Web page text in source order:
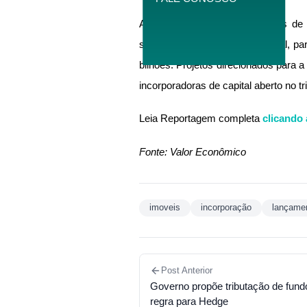
Ainda assim, as incorporadoras
semestre, na comparação anual,
bilhões. Projetos direcionados para
incorporadoras de capital aberto no
Leia Reportagem completaclicando
Fonte: Valor Econômico
imoveis incorporação
Post Anterior
Governo propõe tributação de
regra para Hedge